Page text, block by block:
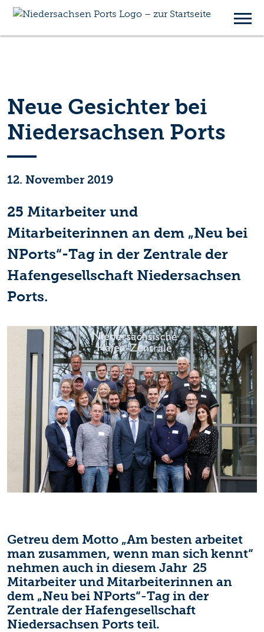
Neue Gesichter bei
Niedersachsen Ports
12. November 2019
25 Mitarbeiter und
Mitarbeiterinnen an dem „Neu bei
NPorts“-Tag in der Zentrale der
Hafengesellschaft Niedersachsen
Ports.
Getreu dem Motto „Am besten arbeitet
man zusammen, wenn man sich kennt“
nehmen auch in diesem Jahr 25
Mitarbeiter und Mitarbeiterinnen an
dem „Neu bei NPorts“-Tag in der
Zentrale der Hafengesellschaft
Niedersachsen Ports teil.